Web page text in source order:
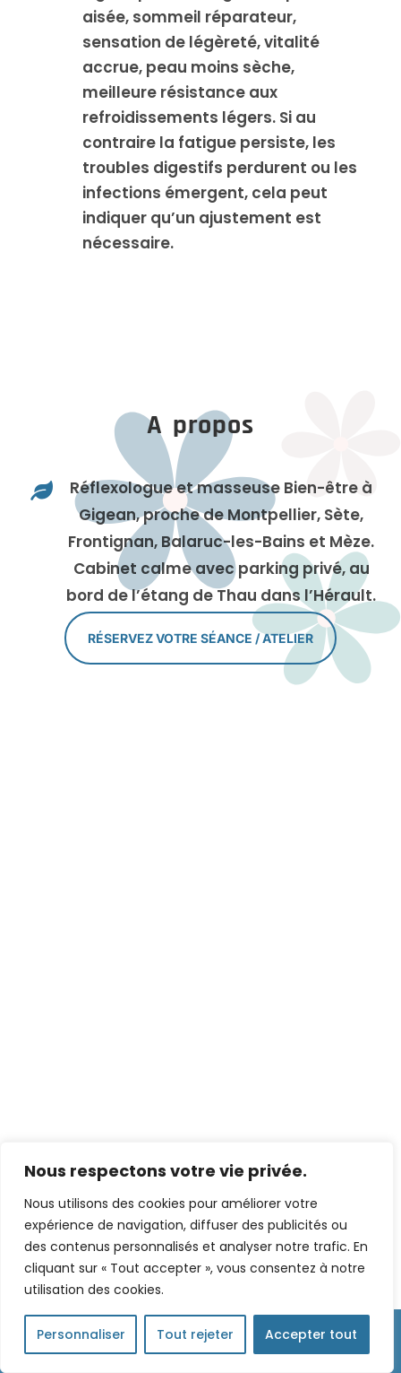
Nous respectons votre vie privée.
Nous utilisons des cookies pour améliorer votre
expérience de navigation, diffuser des publicités ou
des contenus personnalisés et analyser notre trafic. En
cliquant sur « Tout accepter », vous consentez à notre
utilisation des cookies.
Personnaliser Tout rejeter Accepter tout
aisée, sommeil réparateur,
sensation de légèreté, vitalité
accrue, peau moins sèche,
meilleure résistance aux
refroidissements légers. Si au
contraire la fatigue persiste, les
troubles digestifs perdurent ou les
infections émergent, cela peut
indiquer qu’un ajustement est
nécessaire.
A propos

Réflexologue et masseuse Bien-être à
Gigean, proche de Montpellier, Sète,
Frontignan, Balaruc-les-Bains et Mèze.
Cabinet calme avec parking privé, au
bord de l’étang de Thau dans l’Hérault.
RÉSERVEZ VOTRE SÉANCE / ATELIER
Coordonnées

Accès

Réservez votre rdv

06 84 83 93 93